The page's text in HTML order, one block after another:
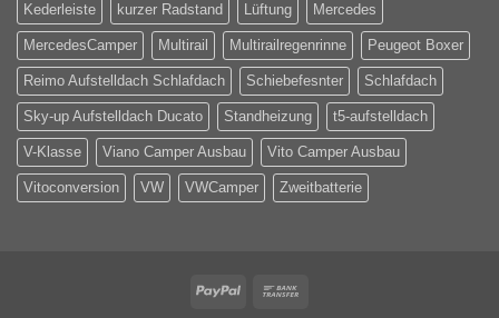
Kederleiste kurzer Radstand Lüftung Mercedes
MercedesCamper Multirail Multirailregenrinne Peugeot Boxer
Reimo Aufstelldach Schlafdach Schiebefesnter Schlafdach
Sky-up Aufstelldach Ducato Standheizung t5-aufstelldach
V-Klasse Viano Camper Ausbau Vito Camper Ausbau
Vitoconversion VW VWCamper Zweitbatterie
PayPal